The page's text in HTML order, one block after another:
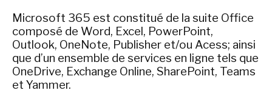
Microsoft 365 est constitué de la suite Office
composé de Word, Excel, PowerPoint,
Outlook, OneNote, Publisher et/ou Acess; ainsi
que d’un ensemble de services en ligne tels que
OneDrive, Exchange Online, SharePoint, Teams
et Yammer.